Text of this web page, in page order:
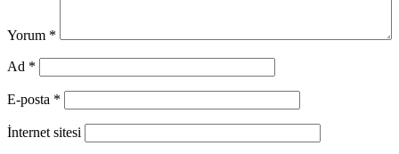
Yorum *
Ad *
E-posta *
İnternet sitesi